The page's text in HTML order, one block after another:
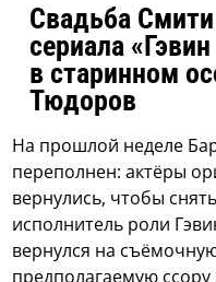
Свадьба
сериала
в старинном
Тюдоров
На прошлой неделе
переполнен: актёры
вернулись, чтобы
исполнитель роли
вернулся на
предполагаемую